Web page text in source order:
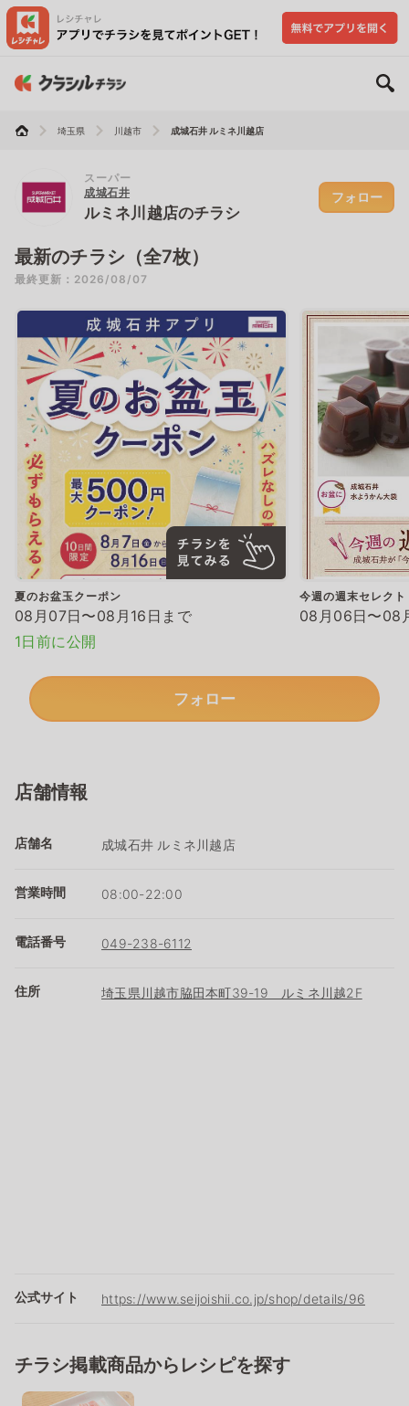
埼玉県 川越市 成城石井 ルミネ川越店
スーパー
成城石井
ルミネ川越店のチラシ
フォロー
最新のチラシ（全7枚）
最終更新：2026/08/07
夏のお盆玉クーポン
08月07日〜08月16日まで
1日前に公開
今週の週末セレクト
08月06日〜08
フォロー
店舗情報
店舗名 成城石井 ルミネ川越店
営業時間 08:00-22:00
電話番号 049-238-6112
住所 埼玉県川越市脇田本町39-19 ルミネ川越2F
公式サイト https://www.seijoishii.co.jp/shop/details/96
チラシ掲載商品からレシピを探す